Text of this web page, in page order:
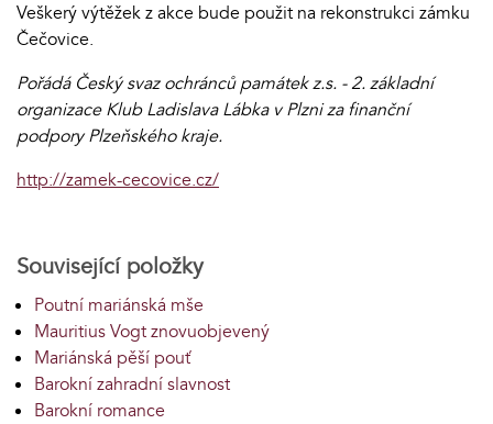
Veškerý výtěžek z akce bude použit na rekonstrukci zámku
Čečovice.
Pořádá Český svaz ochránců památek z.s. - 2. základní
organizace Klub Ladislava Lábka v Plzni za finanční
podpory Plzeňského kraje.
http://zamek-cecovice.cz/
Související položky
Poutní mariánská mše
Mauritius Vogt znovuobjevený
Mariánská pěší pouť
Barokní zahradní slavnost
Barokní romance